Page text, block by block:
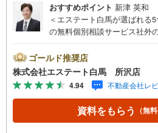
おすすめポイント 新津 英和
＜エステート白馬が選ばれる
の無料個別相談サービス社外
や学費等も含めてシミュレー
件情報が豊富所沢市を中心に
おります。インターネット広
おります。お客様のご希望エ
3.自社グループでリフォーム
ォーム、注文建築部門の相談
ゴールド推奨店
株式会社エステート白馬 所沢店
4.94 不動産会社レ
資料をもらう （無料